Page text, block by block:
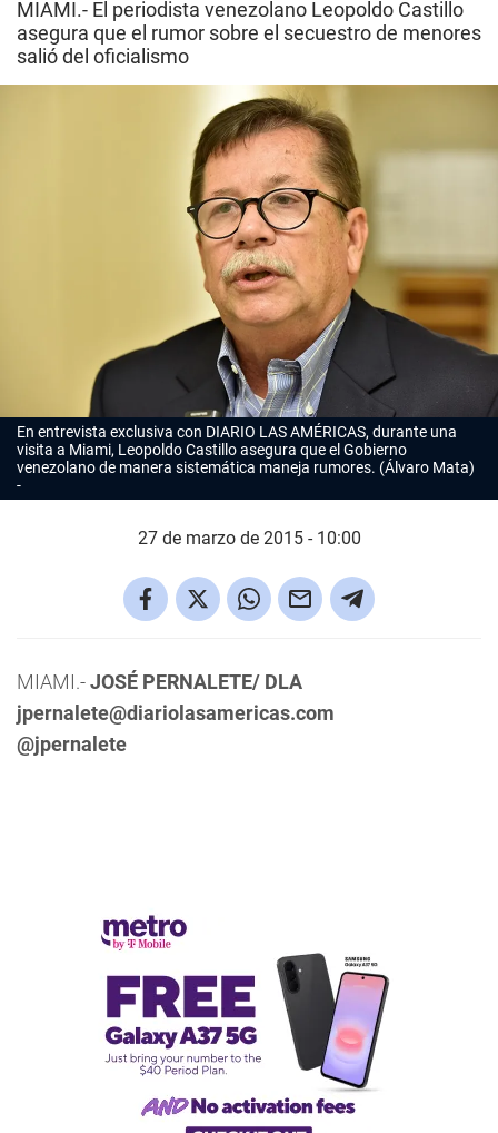
MIAMI.- El periodista venezolano Leopoldo Castillo
asegura que el rumor sobre el secuestro de menores
salió del oficialismo
En entrevista exclusiva con DIARIO LAS AMÉRICAS, durante una
visita a Miami, Leopoldo Castillo asegura que el Gobierno
venezolano de manera sistemática maneja rumores. (Álvaro Mata)
27 de marzo de 2015 - 10:00
MIAMI.-JOSÉ PERNALETE/ DLA
jpernalete@diariolasamericas.com
@jpernalete